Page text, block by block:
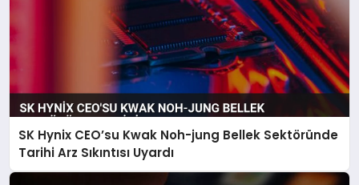
SK Hynix CEO’su Kwak Noh-jung Bellek Sektöründe
Tarihi Arz Sıkıntısı Uyardı